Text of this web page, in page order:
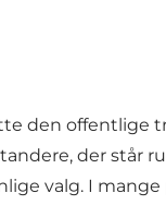
den offentlige
der står
valg. I